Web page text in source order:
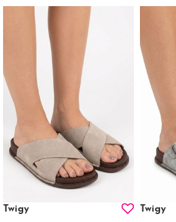
Twigy Twigy